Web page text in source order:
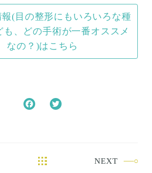
(目の整形にもいろいろな種
も、どの手術が一番オススメ
なの？)はこちら
o
NEXT